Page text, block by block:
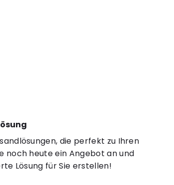
die perfekt zu Ihren
noch heute ein Angebot an und
Lösung für Sie erstellen!